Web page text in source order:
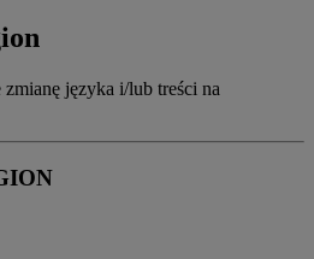
języka i/lub treści na